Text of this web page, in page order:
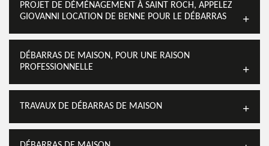
PROJET DE DÉMÉNAGEMENT À SAINT ROCH, APPELEZ
GIOVANNI LOCATION DE BENNE POUR LE DÉBARRAS
DÉBARRAS DE MAISON, POUR UNE RAISON
PROFESSIONNELLE
TRAVAUX DE DÉBARRAS DE MAISON